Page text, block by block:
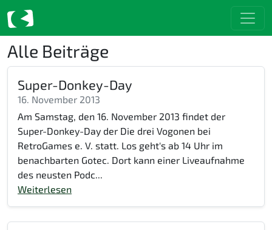
Alle Beiträge
Super-Donkey-Day
16. November 2013
Am Samstag, den 16. November 2013 findet der
Super-Donkey-Day der Die drei Vogonen bei
RetroGames e. V. statt. Los geht's ab 14 Uhr im
benachbarten Gotec. Dort kann einer Liveaufnahme
des neusten Podc...
Weiterlesen